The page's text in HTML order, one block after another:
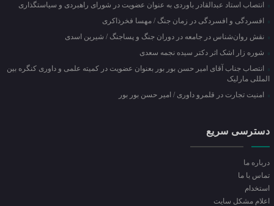
انتصاب استاد عبدالقادر باوردی به عنوان عضویت در شورای راهبردی و سیاستگذاری
افسردگی و افسردگی در زمان جنگ / مهسا فخرذاکری
نقش روان‌شناس در جامعه در دوران جنگ و پساجنگ / شیرین اسدی
شوره زار اشک اثر دکتر سیده نجمه سعدی
انتصاب جناب آقای امیر حسن بور بور بعنوان عضویت در کمیته علمی و داوری کنگره بین
المللی مارلیک
امنیت تجارت در قلمرو داوری / امیر حسن بور بور
دسترسی سریع
درباره ما
تماس با ما
استخدام
اعلام مشکل سایت